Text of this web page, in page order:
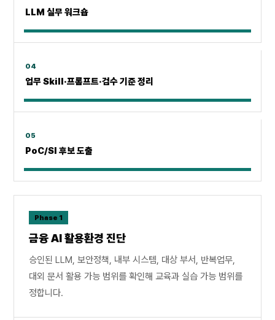
LLM 실무 워크숍
04
업무 Skill·프롬프트·검수 기준 정리
05
PoC/SI 후보 도출
Phase 1
금융 AI 활용환경 진단
승인된 LLM, 보안정책, 내부 시스템, 대상 부서, 반복업무,
대외 문서 활용 가능 범위를 확인해 교육과 실습 가능 범위를
정합니다.